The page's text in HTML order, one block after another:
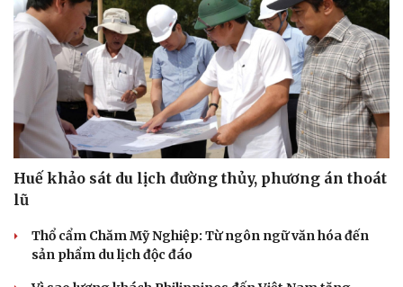
Huế khảo sát du lịch đường thủy, phương án thoát
lũ
Thổ cẩm Chăm Mỹ Nghiệp: Từ ngôn ngữ văn hóa đến
sản phẩm du lịch độc đáo